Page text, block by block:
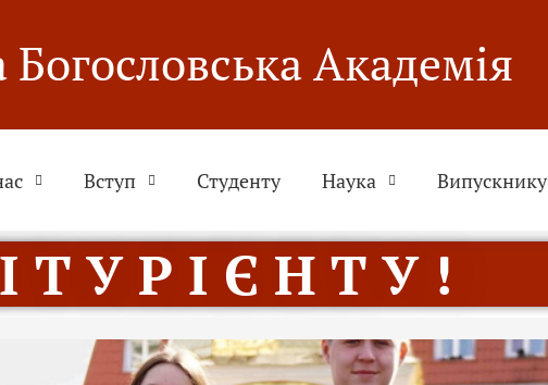
Академія
Вступ Студенту Наука Випускнику
Т У Р І Є Н Т У !